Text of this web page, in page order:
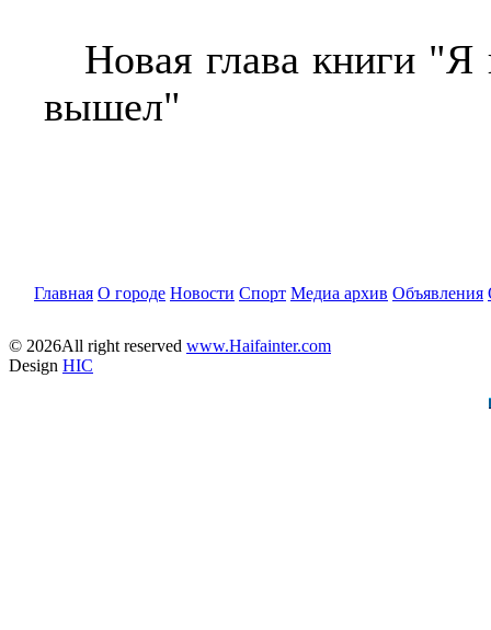
Новая глава книги "Я
вышел"
Главная О городе Новости Спорт Медиа архив Объявления
© 2026All right reserved www.Haifainter.com
Design HIC